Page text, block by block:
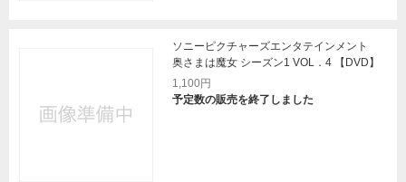
ソニーピクチャーズエンタテインメント
奥さまは魔女 シーズン1 VOL．4 【DVD】
1,100円
予定数の販売を終了しました